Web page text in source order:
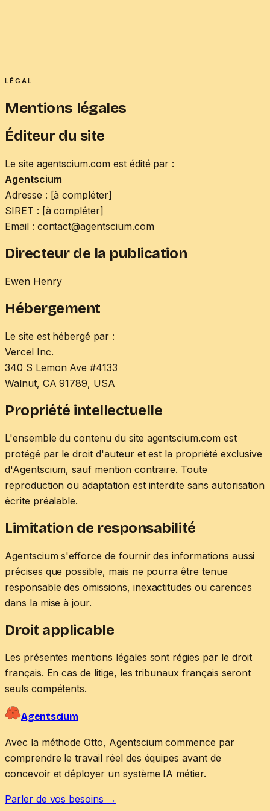
LÉGAL
Mentions légales
Éditeur du site
Le site agentscium.com est édité par :
Agentscium
Adresse : [à compléter]
SIRET : [à compléter]
Email : contact@agentscium.com
Directeur de la publication
Ewen Henry
Hébergement
Le site est hébergé par :
Vercel Inc.
340 S Lemon Ave #4133
Walnut, CA 91789, USA
Propriété intellectuelle
L'ensemble du contenu du site agentscium.com est
protégé par le droit d'auteur et est la propriété exclusive
d'Agentscium, sauf mention contraire. Toute
reproduction ou adaptation est interdite sans autorisation
écrite préalable.
Limitation de responsabilité
Agentscium s'efforce de fournir des informations aussi
précises que possible, mais ne pourra être tenue
responsable des omissions, inexactitudes ou carences
dans la mise à jour.
Droit applicable
Les présentes mentions légales sont régies par le droit
français. En cas de litige, les tribunaux français seront
seuls compétents.
Agentscium
Avec la méthode Otto, Agentscium commence par
comprendre le travail réel des équipes avant de
concevoir et déployer un système IA métier.
Parler de vos besoins →